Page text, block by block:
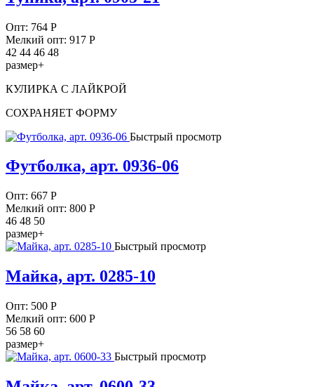
Опт: 764 Р
Мелкий опт: 917 Р
42 44 46 48
размер+
КУЛИРКА С ЛАЙКРОЙ
СОХРАНЯЕТ ФОРМУ
Быстрый просмотр
Футболка, арт. 0936-06
Опт: 667 Р
Мелкий опт: 800 Р
46 48 50
размер+
Быстрый просмотр
Майка, арт. 0285-10
Опт: 500 Р
Мелкий опт: 600 Р
56 58 60
размер+
Быстрый просмотр